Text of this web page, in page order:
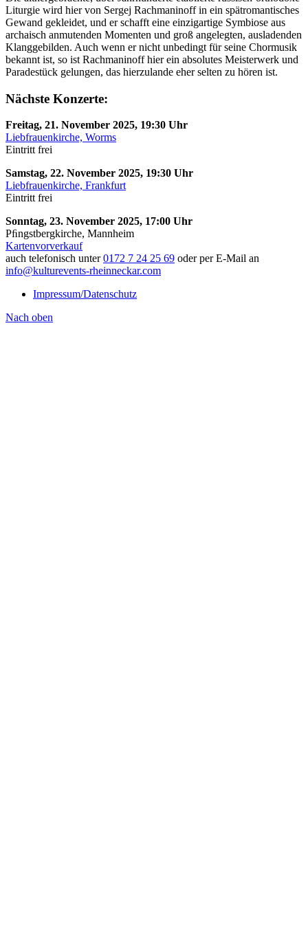
Liturgie wird hier von Sergej Rachmaninoff in ein spätromantisches
Gewand gekleidet, und er schafft eine einzigartige Symbiose aus
archaisch anmutenden Momenten und groß angelegten, ausladenden
Klanggebilden. Auch wenn er nicht unbedingt für seine Chormusik
bekannt ist, so ist Rachmaninoff hier ein absolutes Meisterwerk und
Paradestück gelungen, das hierzulande eher selten zu hören ist.
Nächste Konzerte:
Freitag, 21. November 2025, 19:30 Uhr
Liebfrauenkirche, Worms
Eintritt frei
Samstag, 22. November 2025, 19:30 Uhr
Liebfrauenkirche, Frankfurt
Eintritt frei
Sonntag, 23. November 2025, 17:00 Uhr
Pﬁngstbergkirche, Mannheim
Kartenvorverkauf
auch telefonisch unter0172 7 24 25 69 oder per E-Mail an
info@kulturevents-rheinneckar.com
Impressum/Datenschutz
Nach oben